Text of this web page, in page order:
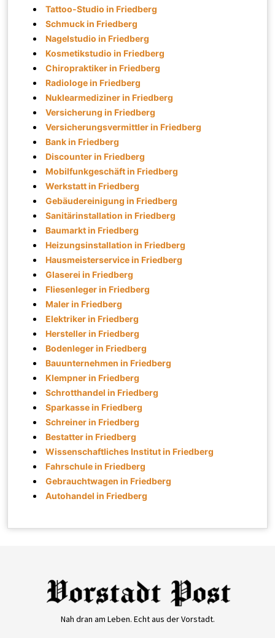
Tattoo-Studio in Friedberg
Schmuck in Friedberg
Nagelstudio in Friedberg
Kosmetikstudio in Friedberg
Chiropraktiker in Friedberg
Radiologe in Friedberg
Nuklearmediziner in Friedberg
Versicherung in Friedberg
Versicherungsvermittler in Friedberg
Bank in Friedberg
Discounter in Friedberg
Mobilfunkgeschäft in Friedberg
Werkstatt in Friedberg
Gebäudereinigung in Friedberg
Sanitärinstallation in Friedberg
Baumarkt in Friedberg
Heizungsinstallation in Friedberg
Hausmeisterservice in Friedberg
Glaserei in Friedberg
Fliesenleger in Friedberg
Maler in Friedberg
Elektriker in Friedberg
Hersteller in Friedberg
Bodenleger in Friedberg
Bauunternehmen in Friedberg
Klempner in Friedberg
Schrotthandel in Friedberg
Sparkasse in Friedberg
Schreiner in Friedberg
Bestatter in Friedberg
Wissenschaftliches Institut in Friedberg
Fahrschule in Friedberg
Gebrauchtwagen in Friedberg
Autohandel in Friedberg
Nah dran am Leben. Echt aus der Vorstadt.